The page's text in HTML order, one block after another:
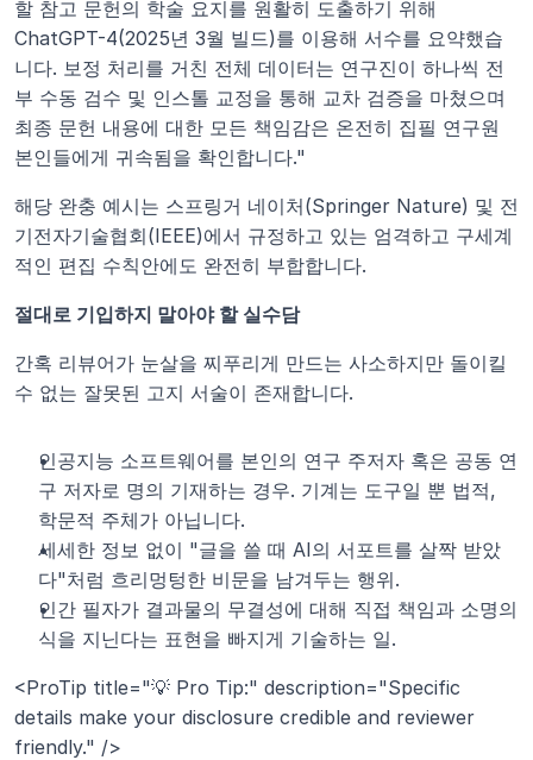
할 참고 문헌의 학술 요지를 원활히 도출하기 위해
ChatGPT-4(2025년 3월 빌드)를 이용해 서수를 요약했습
니다. 보정 처리를 거친 전체 데이터는 연구진이 하나씩 전
부 수동 검수 및 인스톨 교정을 통해 교차 검증을 마쳤으며
최종 문헌 내용에 대한 모든 책임감은 온전히 집필 연구원
본인들에게 귀속됨을 확인합니다."
해당 완충 예시는 스프링거 네이처(Springer Nature) 및 전
기전자기술협회(IEEE)에서 규정하고 있는 엄격하고 구세계
적인 편집 수칙안에도 완전히 부합합니다.
절대로 기입하지 말아야 할 실수담
간혹 리뷰어가 눈살을 찌푸리게 만드는 사소하지만 돌이킬
수 없는 잘못된 고지 서술이 존재합니다.
인공지능 소프트웨어를 본인의 연구 주저자 혹은 공동 연
구 저자로 명의 기재하는 경우. 기계는 도구일 뿐 법적,
학문적 주체가 아닙니다.
세세한 정보 없이 "글을 쓸 때 AI의 서포트를 살짝 받았
다"처럼 흐리멍텅한 비문을 남겨두는 행위.
인간 필자가 결과물의 무결성에 대해 직접 책임과 소명의
식을 지닌다는 표현을 빠지게 기술하는 일.
<ProTip title="💡 Pro Tip:" description="Specific
details make your disclosure credible and reviewer
friendly." />